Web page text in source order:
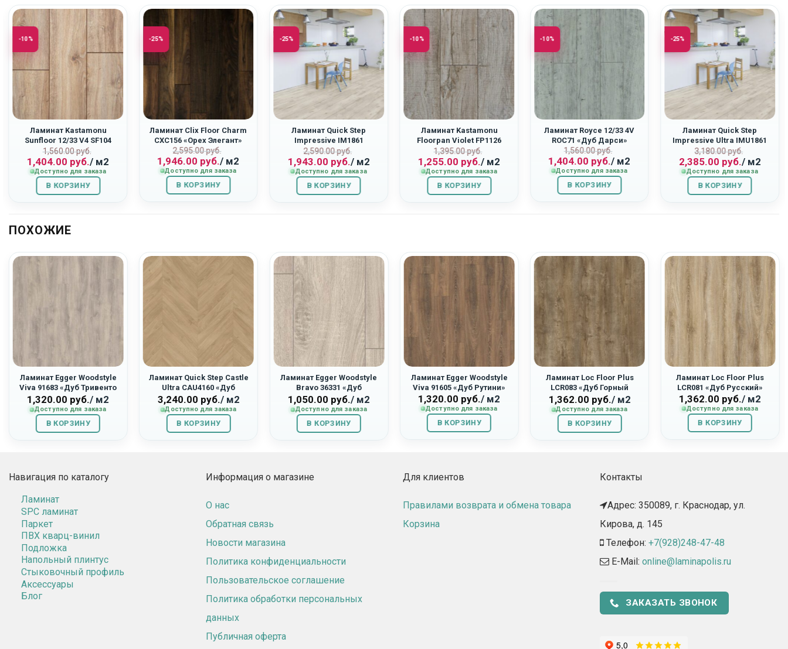
-10%
Ламинат Kastamonu
Sunfloor 12/33 V4 SF104
«Дуб Самора»
1,560.00руб.
Первоначальная
цена
составляла
1,560.00
руб..
1,404.00 руб.
Текущая
цена:
1,404.00
руб..
/ м2
Доступно для заказа
В КОРЗИНУ
-25%
Ламинат Clix Floor Charm
CXC156 «Орех Элегант»
2,595.00руб.
Первоначальная
цена
составляла
2,595.00
руб..
1,946.00 руб.
Текущая
цена:
1,946.00
руб..
/ м2
Доступно для заказа
В КОРЗИНУ
-25%
Ламинат Quick Step
Impressive IM1861
«Светло-Серый Бетон»
2,590.00руб.
Первоначальная
цена
составляла
2,590.00
руб..
1,943.00 руб.
Текущая
цена:
1,943.00
руб..
/ м2
Доступно для заказа
В КОРЗИНУ
-10%
Ламинат Kastamonu
Floorpan Violet FP1126
“Дуб Орион”
1,395.00руб.
Первоначальная
цена
составляла
1,395.00
руб..
1,255.00 руб.
Текущая
цена:
1,255.00
руб..
/ м2
Доступно для заказа
В КОРЗИНУ
-10%
Ламинат Royce 12/33 4V
ROC71 «Дуб Дарси»
1,560.00руб.
Первоначальная
цена
составляла
1,560.00
руб..
1,404.00 руб.
Текущая
цена:
1,404.00
руб..
/ м2
Доступно для заказа
В КОРЗИНУ
-25%
Ламинат Quick Step
Impressive Ultra IMU1861
«Светло-Серый Бетон»
3,180.00руб.
цена
составляла
3,180.00
руб..
2,385.00 руб.
Текущая
цена:
2,385.00
руб..
/ м2
Доступно для заказа
В КОРЗИНУ
ПОХОЖИЕ
Ламинат Egger Woodstyle
Viva 91683 «Дуб Тривенто
Серый»
1,320.00 руб./ м2
Доступно для заказа
В КОРЗИНУ
Ламинат Quick Step Castle
Ultra CAU4160 «Дуб
Капучино»
3,240.00 руб./ м2
Доступно для заказа
В КОРЗИНУ
Ламинат Egger Woodstyle
Bravo 36331 «Дуб
Виктория»
1,050.00 руб./ м2
Доступно для заказа
В КОРЗИНУ
Ламинат Egger Woodstyle
Viva 91605 «Дуб Рутини»
1,320.00 руб./ м2
Доступно для заказа
В КОРЗИНУ
Ламинат Loc Floor Plus
LCR083 «Дуб Горный
Светло-Коричневый»
1,362.00 руб./ м2
Доступно для заказа
В КОРЗИНУ
Ламинат Loc Floor Plus
LCR081 «Дуб Русский»
1,362.00 руб./ м2
Доступно для заказа
В КОРЗИНУ
Навигация по каталогу
Ламинат
SPC ламинат
Паркет
ПВХ кварц-винил
Подложка
Напольный плинтус
Стыковочный профиль
Аксессуары
Блог
Информация о магазине
О нас
Обратная связь
Новости магазина
Политика конфиденциальности
Пользовательское соглашение
Политика обработки персональных
данных
Публичная оферта
Для клиентов
Правилами возврата и обмена товара
Корзина
Контакты
Адрес: 350089, г. Краснодар, ул.
Кирова, д. 145​
Телефон: +7(928)248-47-48
E-Mail: online@laminapolis.ru
ЗАКАЗАТЬ ЗВОНОК